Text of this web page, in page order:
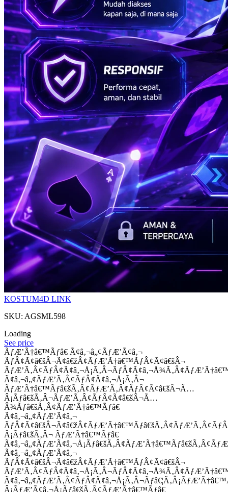
KOSTUM4D LINK
SKU: AGSML598
Loading
See price
ÃƒÆ’Ã†â€™Ãƒâ€ Ã¢â‚¬â„¢ÃƒÆ’Ã¢â‚¬
ÃƒÂ¢Ã¢â€šÂ¬Ã¢â€žÂ¢ÃƒÆ’Ã†â€™ÃƒÂ¢Ã¢â€šÂ¬
Ã¢â‚¬â„¢ÃƒÆ’Ã‚Â¢ÃƒÂ¢Ã¢â‚¬Å¡Ã‚Â¬
ÃƒÆ’Ã†â€™Ãƒâ€šÃ‚Â¢ÃƒÆ’Ã‚Â¢ÃƒÂ¢Ã¢â€šÂ¬Ã…
Â¡Ãƒâ€šÃ‚Â¬ÃƒÆ’Ã‚Â¢ÃƒÂ¢Ã¢â€šÂ¬Ã…
Â¾Ãƒâ€šÃ‚Â¢ÃƒÆ’Ã†â€™Ãƒâ€
Ã¢â‚¬â„¢ÃƒÆ’Ã¢â‚¬
Â¡Ãƒâ€šÃ‚Â¬ ÃƒÆ’Ã†â€™Ãƒâ€
Ã¢â‚¬â„¢ÃƒÆ’Ã¢â‚¬
ÃƒÂ¢Ã¢â€šÂ¬Ã¢â€žÂ¢ÃƒÆ’Ã†â€™ÃƒÂ¢Ã¢â€šÂ¬
Â¡ÃƒÆ’Ã¢â‚¬Å¡Ãƒâ€šÃ‚Â¢ÃƒÆ’Ã†â€™Ãƒâ€